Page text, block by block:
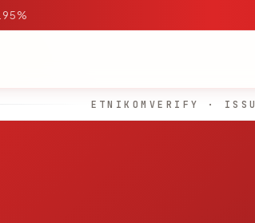
ETNIKOMVERIFY ·